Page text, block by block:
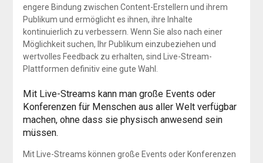
engere Bindung zwischen Content-Erstellern und ihrem
Publikum und ermöglicht es ihnen, ihre Inhalte
kontinuierlich zu verbessern. Wenn Sie also nach einer
Möglichkeit suchen, Ihr Publikum einzubeziehen und
wertvolles Feedback zu erhalten, sind Live-Stream-
Plattformen definitiv eine gute Wahl.
Mit Live-Streams kann man große Events oder
Konferenzen für Menschen aus aller Welt verfügbar
machen, ohne dass sie physisch anwesend sein
müssen.
Mit Live-Streams können große Events oder Konferenzen